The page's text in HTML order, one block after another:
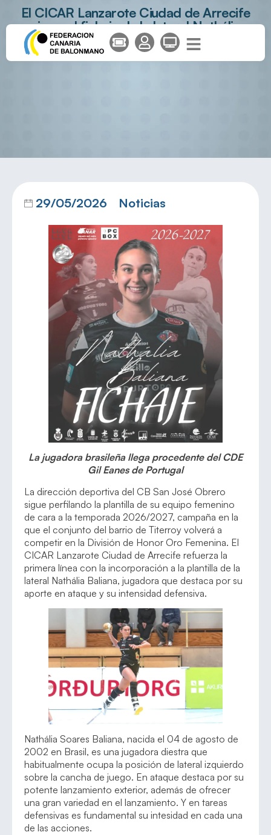
El CICAR Lanzarote Ciudad de Arrecife
cierra el fichaje de la lateral Nathália
Baliana
29/05/2026 Noticias
La jugadora brasileña llega procedente del CDE
Gil Eanes de Portugal
La dirección deportiva del CB San José Obrero
sigue perfilando la plantilla de su equipo femenino
de cara a la temporada 2026/2027, campaña en la
que el conjunto del barrio de Titerroy volverá a
competir en la División de Honor Oro Femenina. El
CICAR Lanzarote Ciudad de Arrecife refuerza la
primera línea con la incorporación a la plantilla de la
lateral Nathália Baliana, jugadora que destaca por su
aporte en ataque y su intensidad defensiva.
Nathália Soares Baliana, nacida el 04 de agosto de
2002 en Brasil, es una jugadora diestra que
habitualmente ocupa la posición de lateral izquierdo
sobre la cancha de juego. En ataque destaca por su
potente lanzamiento exterior, además de ofrecer
una gran variedad en el lanzamiento. Y en tareas
defensivas es fundamental su intesidad en cada una
de las acciones.